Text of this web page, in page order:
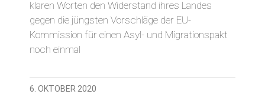
klaren Worten den Widerstand ihres Landes
gegen die jüngsten Vorschläge der EU-
Kommission für einen Asyl- und Migrationspakt
noch einmal
6. OKTOBER 2020